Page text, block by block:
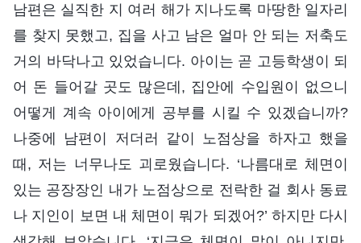
남편은 실직한 지 여러 해가 지나도록 마땅한 일자리
를 찾지 못했고, 집을 사고 남은 얼마 안 되는 저축도
거의 바닥나고 있었습니다. 아이는 곧 고등학생이 되
어 돈 들어갈 곳도 많은데, 집안에 수입원이 없으니
어떻게 계속 아이에게 공부를 시킬 수 있겠습니까?
나중에 남편이 저더러 같이 노점상을 하자고 했을
때, 저는 너무나도 괴로웠습니다. ‘나름대로 체면이
있는 공장장인 내가 노점상으로 전락한 걸 회사 동료
나 지인이 보면 내 체면이 뭐가 되겠어?’ 하지만 다시